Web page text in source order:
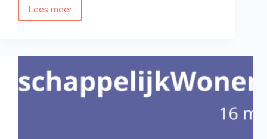
Lees meerProgramma